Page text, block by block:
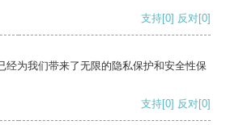
支持[0] 反对[0]
经为我们带来了无限的隐私保护和安全性保
支持[0] 反对[0]